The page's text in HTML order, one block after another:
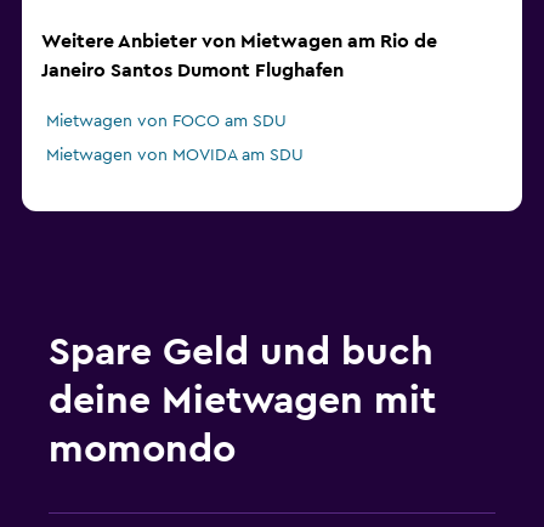
Weitere Anbieter von Mietwagen am Rio de
Janeiro Santos Dumont Flughafen
Mietwagen von FOCO am SDU
Mietwagen von MOVIDA am SDU
Spare Geld und buch
deine Mietwagen mit
momondo